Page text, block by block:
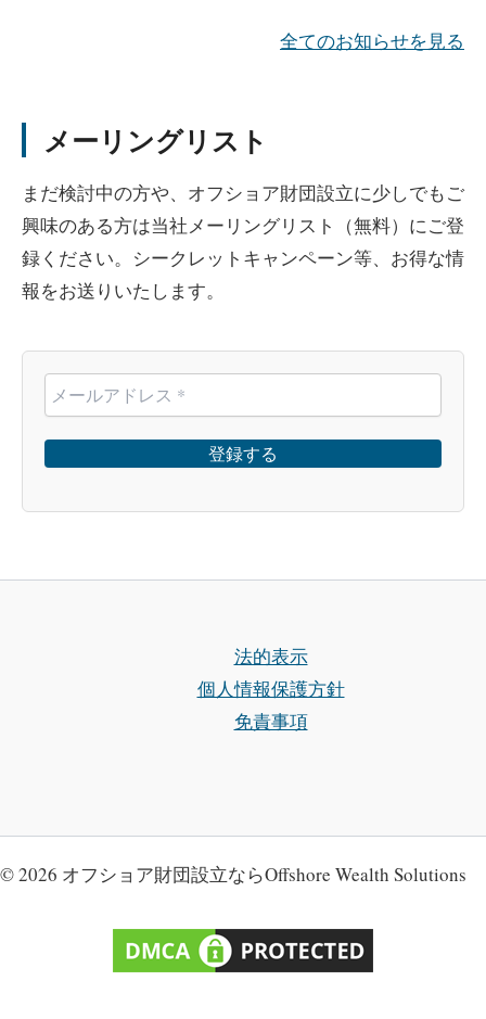
全てのお知らせを見る
メーリングリスト
まだ検討中の方や、オフショア財団設立に少しでもご
興味のある方は当社メーリングリスト（無料）にご登
録ください。シークレットキャンペーン等、お得な情
報をお送りいたします。
法的表示
個人情報保護方針
免責事項
© 2026 オフショア財団設立ならOffshore Wealth Solutions